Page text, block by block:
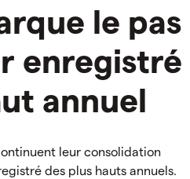
le pas
enregistré
annuel
leur consolidation
des plus hauts annuels.